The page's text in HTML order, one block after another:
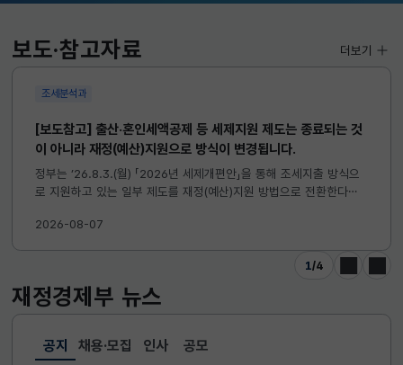
국고채(3년)
보도·참고자료
조세분석과
[보도참고] 출산·혼인세액공제 등 세제지원 제도는 종료되는 것
이 아니라 재정(예산)지원으로 방식이 변경됩니다.
정부는 ’26.8.3.(월) 「2026년 세제개편안」을 통해 조세지출 방식으
로 지원하고 있는 일부 제도를 재정(예산)지원 방법으로 전환한다고
2026-08-07
1/4
이전 다음
더보기
재정경제부 뉴스
공지
선택됨
채용·모집 인사 공모